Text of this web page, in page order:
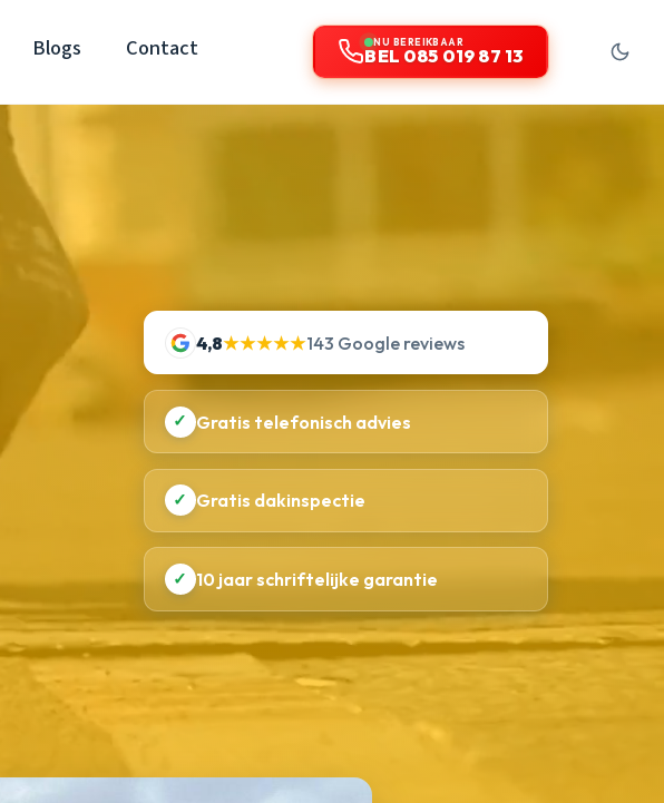
Blogs Contact NU BEREIKBAAR
BEL 085 019 87 13
4,8★★★★★143 Google reviews
✓ Gratis telefonisch advies
✓ Gratis dakinspectie
✓ 10 jaar schriftelijke garantie